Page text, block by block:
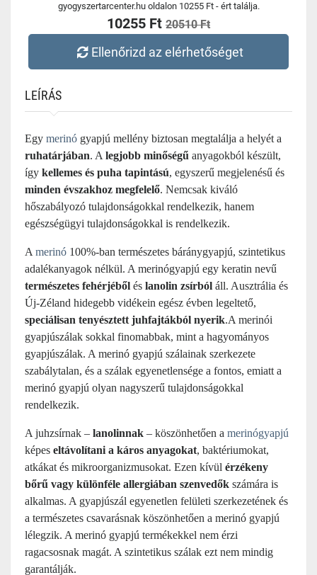
gyogyszertarcenter.hu oldalon 10255 Ft - ért találja.
10255 Ft 20510 Ft
Ellenőrizd az elérhetőséget
LEÍRÁS
Egy merinó gyapjú mellény biztosan megtalálja a helyét a
ruhatárjában. A legjobb minőségű anyagokból készült,
így kellemes és puha tapintású, egyszerű megjelenésű és
minden évszakhoz megfelelő. Nemcsak kiváló
hőszabályozó tulajdonságokkal rendelkezik, hanem
egészségügyi tulajdonságokkal is rendelkezik.
A merinó 100%-ban természetes báránygyapjú, szintetikus
adalékanyagok nélkül. A merinógyapjú egy keratin nevű
természetes fehérjéből és lanolin zsírból áll. Ausztrália és
Új-Zéland hidegebb vidékein egész évben legeltető,
speciálisan tenyésztett juhfajtákból nyerik.A merinói
gyapjúszálak sokkal finomabbak, mint a hagyományos
gyapjúszálak. A merinó gyapjú szálainak szerkezete
szabálytalan, és a szálak egyenetlensége a fontos, emiatt a
merinó gyapjú olyan nagyszerű tulajdonságokkal
rendelkezik.
A juhzsírnak – lanolinnak – köszönhetően a merinógyapjú
képes eltávolítani a káros anyagokat, baktériumokat,
atkákat és mikroorganizmusokat. Ezen kívül érzékeny
bőrű vagy különféle allergiában szenvedők számára is
alkalmas. A gyapjúszál egyenetlen felületi szerkezetének és
a természetes csavarásnak köszönhetően a merinó gyapjú
lélegzik. A merinó gyapjú termékekkel nem érzi
ragacsosnak magát. A szintetikus szálak ezt nem mindig
garantálják.